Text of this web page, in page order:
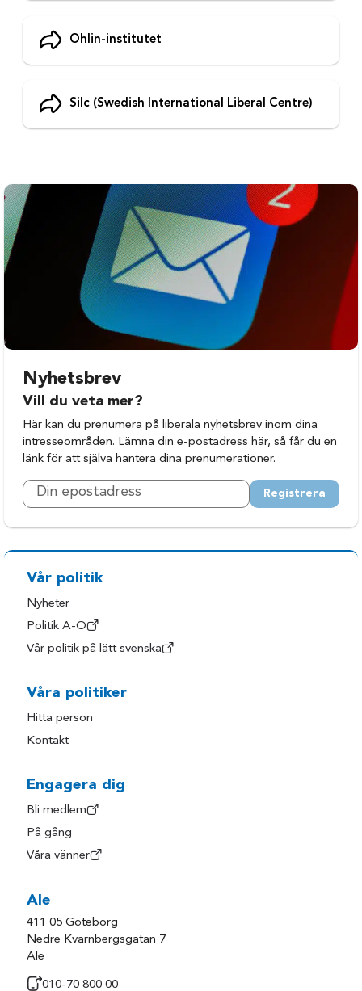
Ohlin-institutet
Silc (Swedish International Liberal Centre)
Nyhetsbrev
Vill du veta mer?
Här kan du prenumera på liberala nyhetsbrev inom dina
intresseområden. Lämna din e-postadress här, så får du en
länk för att själva hantera dina prenumerationer.
Registrera
Vår politik
Nyheter
Politik A-Ö
Vår politik på lätt svenska
Våra politiker
Hitta person
Kontakt
Engagera dig
Bli medlem
På gång
Våra vänner
Ale
411 05 Göteborg
Nedre Kvarnbergsgatan 7
Ale
010-70 800 00